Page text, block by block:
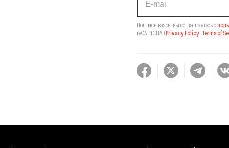
Подписываясь, вы соглашаетесь с
reCAPTCHA (Privacy Policy, Terms of